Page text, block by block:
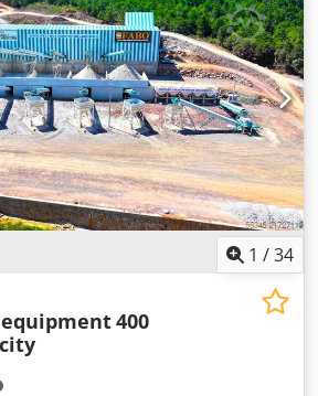
1 /34
equipment400